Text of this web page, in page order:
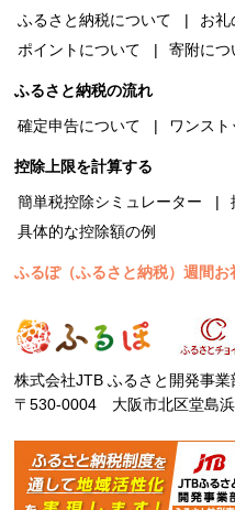
ふるさと納税について
お礼
ポイントについて
寄附につ
ふるさと納税の流れ
確定申告について
ワンス
控除上限を計算する
簡単税控除シミュレーター
具体的な控除額の例
ふるぽ（ふるさと納税）週間
株式会社JTB ふるさと開発事業
〒530-0004 大阪市北区堂島